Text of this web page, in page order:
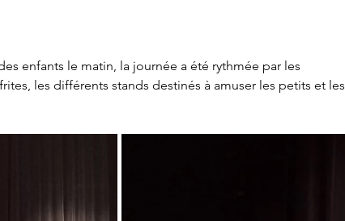
enfants le matin, la journée a été rythmée par les
les différents stands destinés à amuser les petits et les